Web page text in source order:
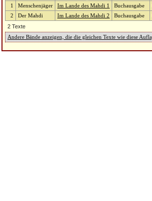
1 Menschenjäger Im Lande des Mahdi 1 Buchausgabe
2
Der Mahdi Im Lande des Mahdi 2 Buchausgabe
2 Texte
Andere Bände anzeigen, die die gleichen Texte wie diese